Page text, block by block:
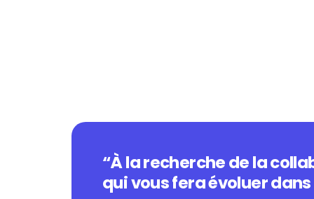
“À la recherche de la
qui vous fera évoluer